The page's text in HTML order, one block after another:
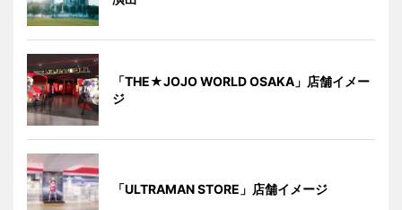
「THE★JOJO WORLD OSAKA」店舗イメー
ジ
「ULTRAMAN STORE」店舗イメージ